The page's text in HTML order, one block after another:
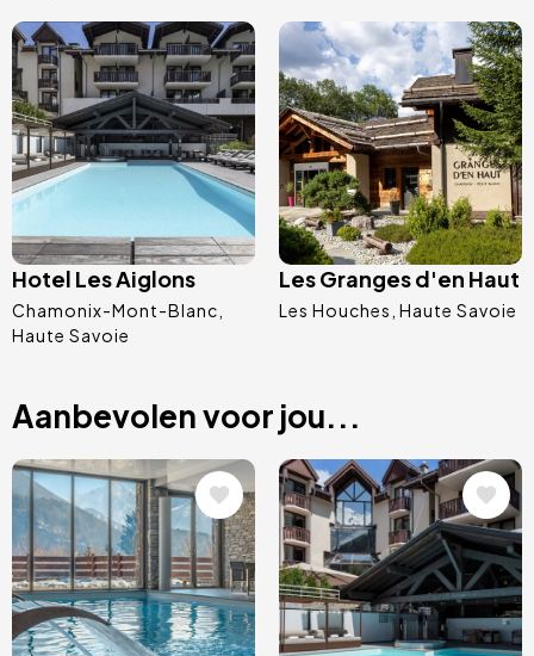
Afbeelding
Hotel Les Aiglons
Chamonix-Mont-Blanc
Haute Savoie
Afbeelding
Les Granges d'en Haut
Les Houches Haute Savoie
Aanbevolen voor jou...
Afbeelding Afbeelding